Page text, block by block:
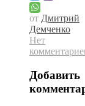
от Дмитрий
Демченко
Нет
Добавить